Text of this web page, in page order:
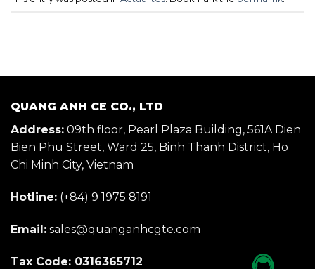
QUANG ANH CE CO., LTD
Address: 09th floor, Pearl Plaza Building, 561A Dien
Bien Phu Street, Ward 25, Binh Thanh District, Ho
Chi Minh City, Vietnam
Hotline: (+84) 9 1975 8191
Email: sales@quanganhcgte.com
Tax Code: 0316365712